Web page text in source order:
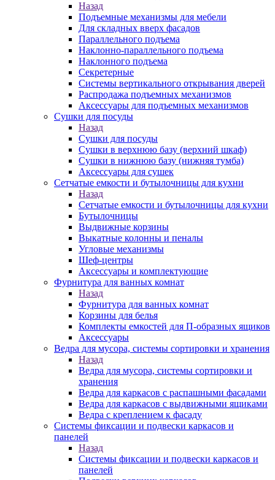
Назад
Подъемные механизмы для мебели
Для складных вверх фасадов
Параллельного подъема
Наклонно-параллельного подъема
Наклонного подъема
Секретерные
Системы вертикального открывания дверей
Распродажа подъемных механизмов
Аксессуары для подъемных механизмов
Сушки для посуды
Назад
Сушки для посуды
Сушки в верхнюю базу (верхний шкаф)
Сушки в нижнюю базу (нижняя тумба)
Аксессуары для сушек
Сетчатые емкости и бутылочницы для кухни
Назад
Сетчатые емкости и бутылочницы для кухни
Бутылочницы
Выдвижные корзины
Выкатные колонны и пеналы
Угловые механизмы
Шеф-центры
Аксессуары и комплектующие
Фурнитура для ванных комнат
Назад
Фурнитура для ванных комнат
Корзины для белья
Комплекты емкостей для П-образных ящиков
Аксессуары
Ведра для мусора, системы сортировки и хранения
Назад
Ведра для мусора, системы сортировки и
хранения
Ведра для каркасов с распашными фасадами
Ведра для каркасов с выдвижными ящиками
Ведра с креплением к фасаду
Системы фиксации и подвески каркасов и
панелей
Назад
Системы фиксации и подвески каркасов и
панелей